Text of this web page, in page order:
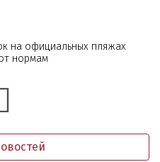
на официальных пляжах
нормам